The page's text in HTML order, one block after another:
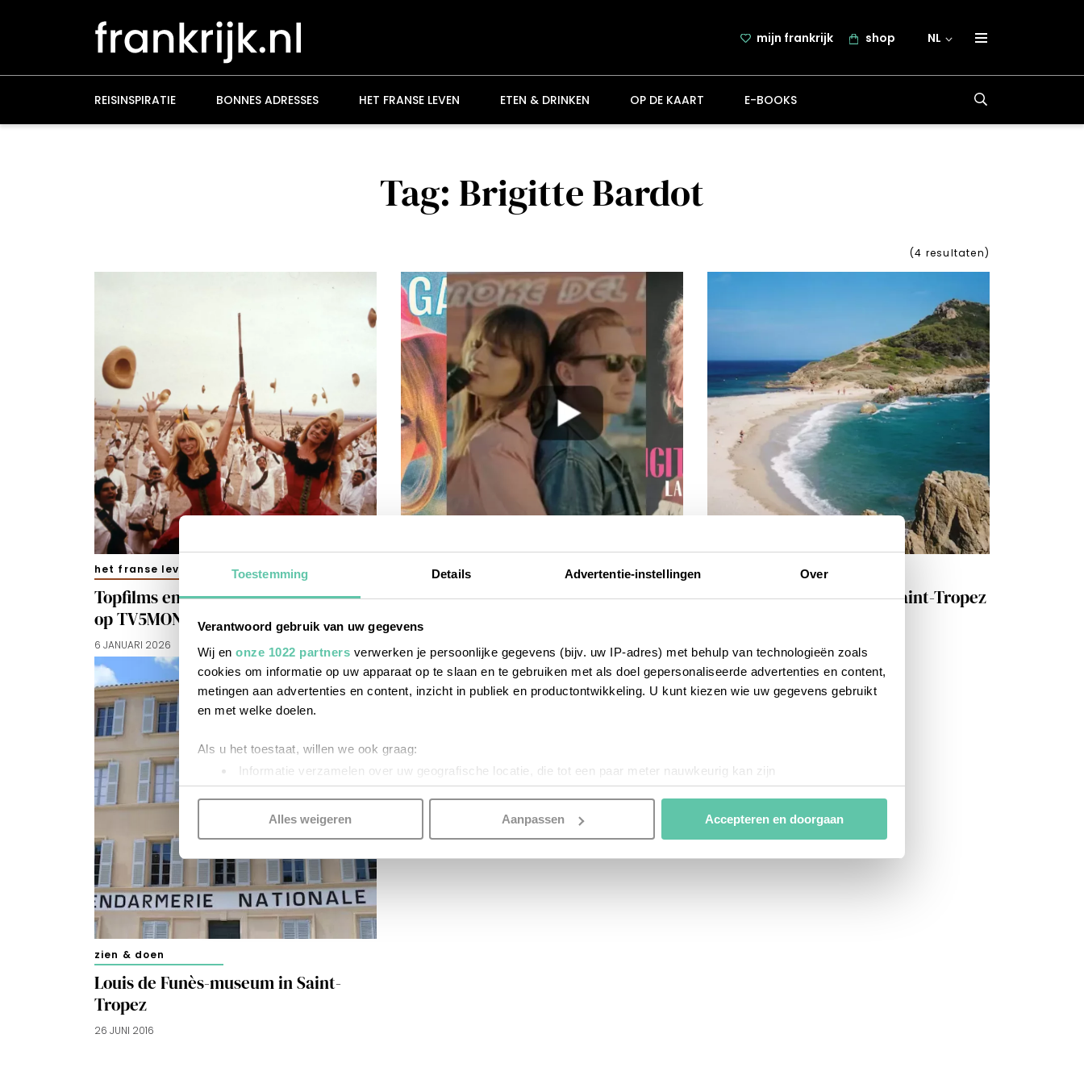
Toestemming Details Advertentie-instellingen Over
Verantwoord gebruik van uw gegevens
Wij en onze 1022 partners verwerken je persoonlijke gegevens (bijv. uw IP-adres) met behulp van technologieën zoals
cookies om informatie op uw apparaat op te slaan en te gebruiken met als doel gepersonaliseerde advertenties en content,
metingen aan advertenties en content, inzicht in publiek en productontwikkeling. U kunt kiezen wie uw gegevens gebruikt
en met welke doelen.
Als u het toestaat, willen we ook graag:
Informatie verzamelen over uw geografische locatie, die tot een paar meter nauwkeurig kan zijn
Uw apparaat identificeren door het actief te scannen op specifieke eigenschappen (fingerprinting)
Lees meer over hoe uw persoonlijke gegevens worden verwerkt en stel uw voorkeuren in het
detailgedeelte
Kijk vooral rond en laat je inspireren. Voordat je dat doet, informeren we je over het gebruik van
functionele cookiesom je een optimale gebruikerservaring te bieden. Ook plaatsen wij cookies van derde partijen om
gepersonaliseerde advertenties te tonen en/of de inhoud van de advertenties op je voorkeuren af te stemmen. Je kunt je
voorkeuren beheren via ‘Zelf instellen’. Klik je op ‘Accepteren en doorgaan’ dan ga je akkoord met het gebruik van alle
cookies zoals omschreven in onze
Alles weigeren Aanpassen Accepteren en doorgaan
mijn frankrijk shop NL
over frankrijk.nl
REISINSPIRATIE BONNES ADRESSES HET FRANSE LEVEN ETEN & DRINKEN OP DE KAART E-BOOKS
Tag: Brigitte Bardot
(4 resultaten)
het franse leven
Topfilms en een Franse politieserie
op TV5MONDE in januari
6 JANUARI 2026
muziek, films en boeken
Franse nazomerplaylist: adieu l’été!
5 SEPTEMBER 2025
De mooiste stranden bij Saint-Tropez
zien & doen
Louis de Funès-museum in Saint-
Tropez
26 JUNI 2016